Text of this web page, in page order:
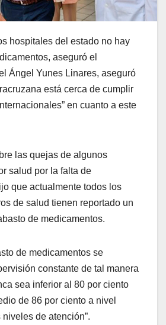
hospitales del estado no hay
aseguró el
Ángel Yunes Linares, aseguró
está cerca de cumplir
en cuanto a este
las quejas de algunos
salud por la falta de
que actualmente todos los
de salud tienen reportado un
de medicamentos.
de medicamentos se
constante de tal manera
sea inferior al 80 por ciento
de 86 por ciento a nivel
de atención”.